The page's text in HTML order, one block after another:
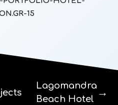
Lagomandra
Beach Hotel
→